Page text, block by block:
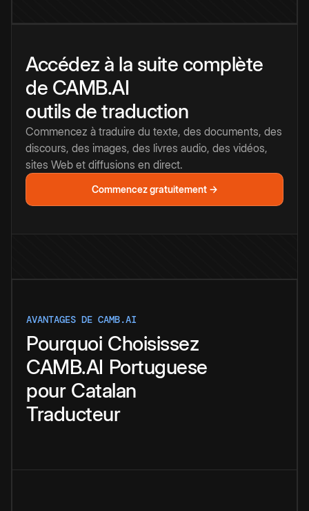
Accédez à la suite complète
de CAMB.AI
outils de traduction
Commencez à traduire du texte, des documents, des
discours, des images, des livres audio, des vidéos,
sites Web et diffusions en direct.
Commencez gratuitement →
AVANTAGES DE CAMB.AI
Pourquoi Choisissez
CAMB.AI Portuguese
pour Catalan
Traducteur